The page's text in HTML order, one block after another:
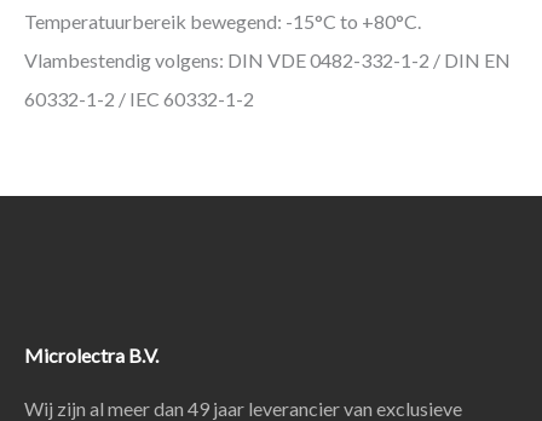
Temperatuurbereik bewegend: -15°C to +80°C.
Vlambestendig volgens: DIN VDE 0482-332-1-2 / DIN EN
60332-1-2 / IEC 60332-1-2
Microlectra B.V.
Wij zijn al meer dan 49 jaar leverancier van exclusieve